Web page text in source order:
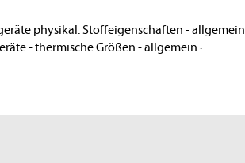
physikal. Stoffeigenschaften - allgemein
- thermische Größen - allgemein ·